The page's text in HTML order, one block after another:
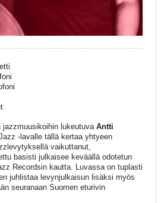
jazzmuusikoihin lukeutuva Antti
-lavalle tällä kertaa yhtyeen
vaikuttanut,
basisti julkaisee keväällä odotetun
Recordsin kautta. Luvassa on tuplasti
juhlistaa levynjulkaisun lisäksi myös
seuranaan Suomen eturivin